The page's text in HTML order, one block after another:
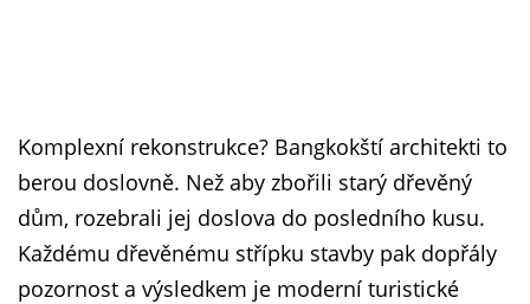
Komplexní rekonstrukce? Bangkokští architekti to
berou doslovně. Než aby zbořili starý dřevěný
dům, rozebrali jej doslova do posledního kusu.
Každému dřevěnému střípku stavby pak dopřály
pozornost a výsledkem je moderní turistické